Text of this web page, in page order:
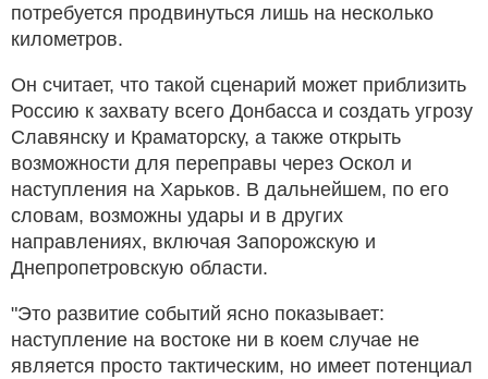
потребуется продвинуться лишь на несколько
километров.
Он считает, что такой сценарий может приблизить
Россию к захвату всего Донбасса и создать угрозу
Славянску и Краматорску, а также открыть
возможности для переправы через Оскол и
наступления на Харьков. В дальнейшем, по его
словам, возможны удары и в других
направлениях, включая Запорожскую и
Днепропетровскую области.
"Это развитие событий ясно показывает:
наступление на востоке ни в коем случае не
является просто тактическим, но имеет потенциал